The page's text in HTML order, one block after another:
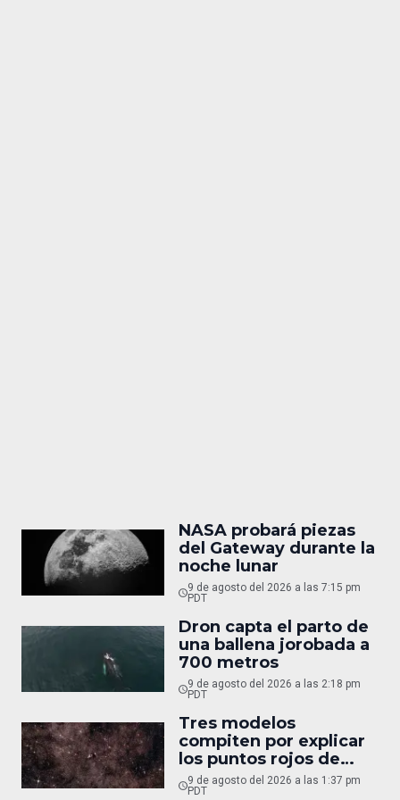
NASA probará piezas
del Gateway durante la
noche lunar
9 de agosto del 2026 a las 7:15 pm
PDT
Dron capta el parto de
una ballena jorobada a
700 metros
9 de agosto del 2026 a las 2:18 pm
PDT
Tres modelos
compiten por explicar
los puntos rojos de
Webb
9 de agosto del 2026 a las 1:37 pm
PDT